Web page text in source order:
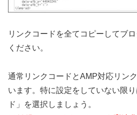
リンクコードを全てコピーしてブ
ください。
通常リンクコードとAMP対応リン
います。特に設定をしていない限
ド」を選択しましょう。